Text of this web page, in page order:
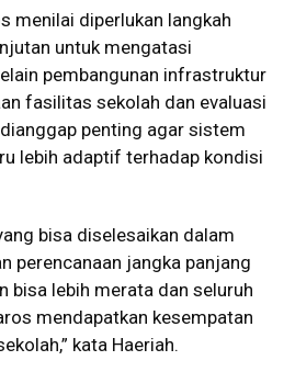
menilai diperlukan langkah
untuk mengatasi
pembangunan infrastruktur
fasilitas sekolah dan evaluasi
penting agar sistem
lebih adaptif terhadap kondisi
bisa diselesaikan dalam
perencanaan jangka panjang
bisa lebih merata dan seluruh
mendapatkan kesempatan
kata Haeriah.